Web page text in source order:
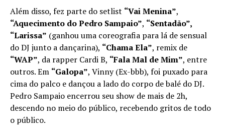
Além disso, fez parte do setlist “Vai Menina”,
“Aquecimento do Pedro Sampaio”, “Sentadão”,
“Larissa” (ganhou uma coreografia para lá de sensual
do DJ junto a dançarina), “Chama Ela”, remix de
“WAP”, da rapper Cardi B, “Fala Mal de Mim”, entre
outros. Em “Galopa”, Vinny (Ex-bbb), foi puxado para
cima do palco e dançou a lado do corpo de balé do DJ.
Pedro Sampaio encerrou seu show de mais de 2h,
descendo no meio do público, recebendo gritos de todo
o público.